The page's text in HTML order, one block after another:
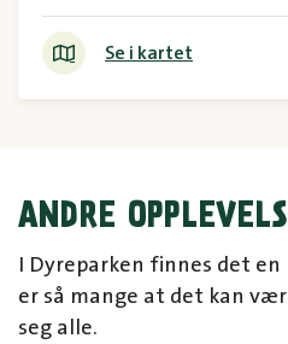
Se i kartet
ANDRE
I Dyreparken finnes det en
er så mange at det kan
seg alle.